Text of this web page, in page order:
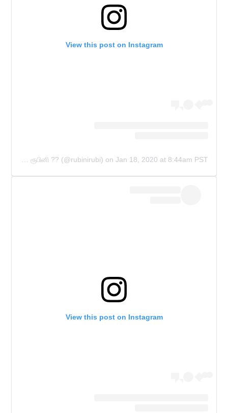
View this post on Instagram
A post shared by RUBINI SAMBANTHAN ரூபினி ?? (@rubinirubi) on Jan 18, 2020 at 8:44am PST
View this post on Instagram